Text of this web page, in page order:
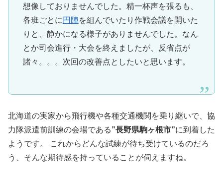
想像しておりませんでした。精一杯声を張るも、
各班ごとに 円陣を組んでいたり作戦会議を開いた
りと、静かになる様子がありませんでした。なん
とか司会進行・大会を終えましたが、反省点が
諸々。。。次回の改善点としたいと思います。
北海道の実家から飛行機や各種交通機関を乗り継いで、協
力隊派遣前訓練の会場である”長野県駒ヶ根市”に到着した
ようです。 これからどんな試練が待ち受けているのだろ
う、そんな期待感を持っていることが伺えますね。